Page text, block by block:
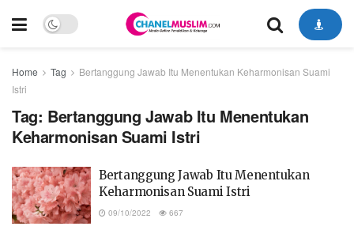
Home Tag
Bertanggung Jawab Itu Menentukan Keharmonisan Suami
Istri
Tag: Bertanggung Jawab Itu Menentukan
Keharmonisan Suami Istri
Bertanggung Jawab Itu Menentukan
Keharmonisan Suami Istri
09/10/2022 667